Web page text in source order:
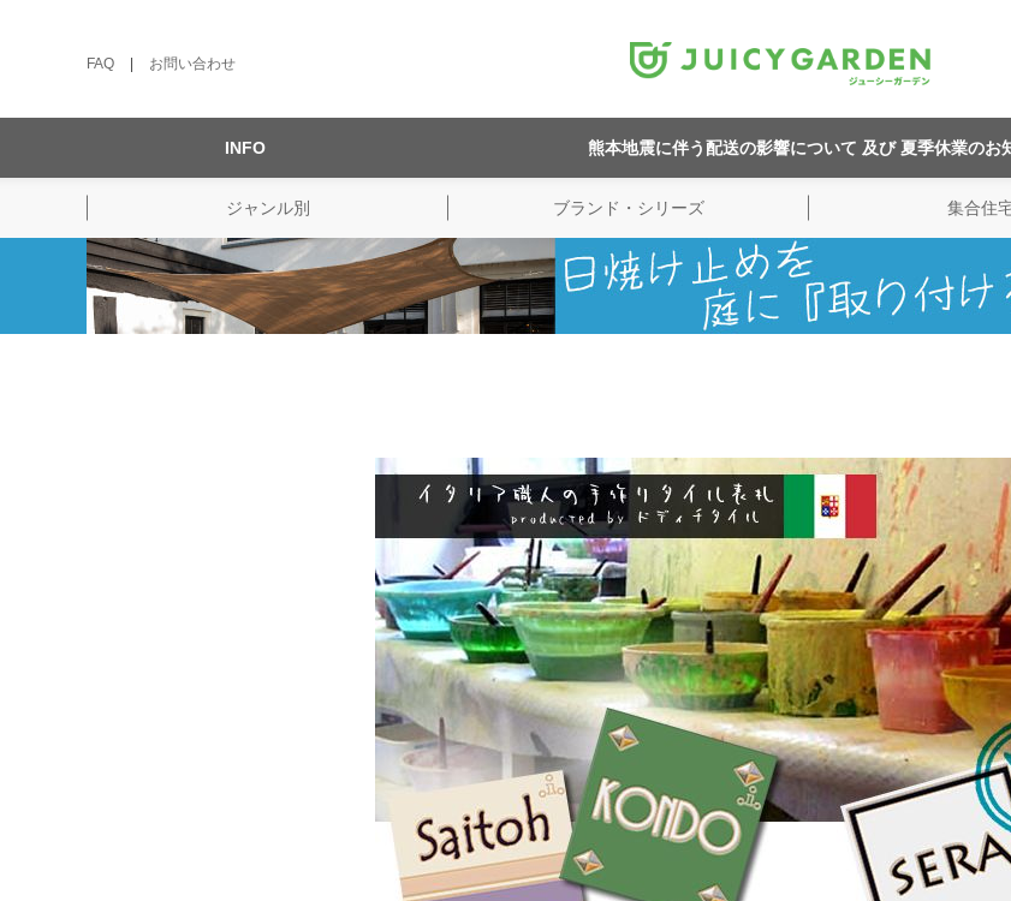
FAQ お問い合わせ
INFO 熊本地震に伴う配送の影響について 及び 夏季休業のお
ジャンル別 ブランド・シリーズ 集合住